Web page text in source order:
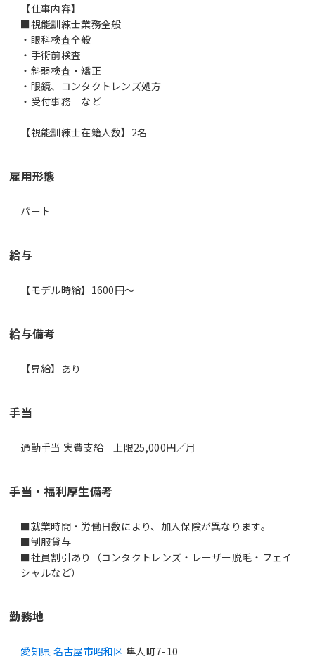
【仕事内容】
■視能訓練士業務全般
・眼科検査全般
・手術前検査
・斜弱検査・矯正
・眼鏡、コンタクトレンズ処方
・受付事務 など
【視能訓練士在籍人数】2名
雇用形態
パート
給与
【モデル時給】1600円〜
給与備考
【昇給】あり
手当
通勤手当 実費支給 上限25,000円／月
手当・福利厚生備考
■就業時間・労働日数により、加入保険が異なります。
■制服貸与
■社員割引あり（コンタクトレンズ・レーザー脱毛・フェイ
シャルなど）
勤務地
愛知県 名古屋市昭和区 隼人町7-10